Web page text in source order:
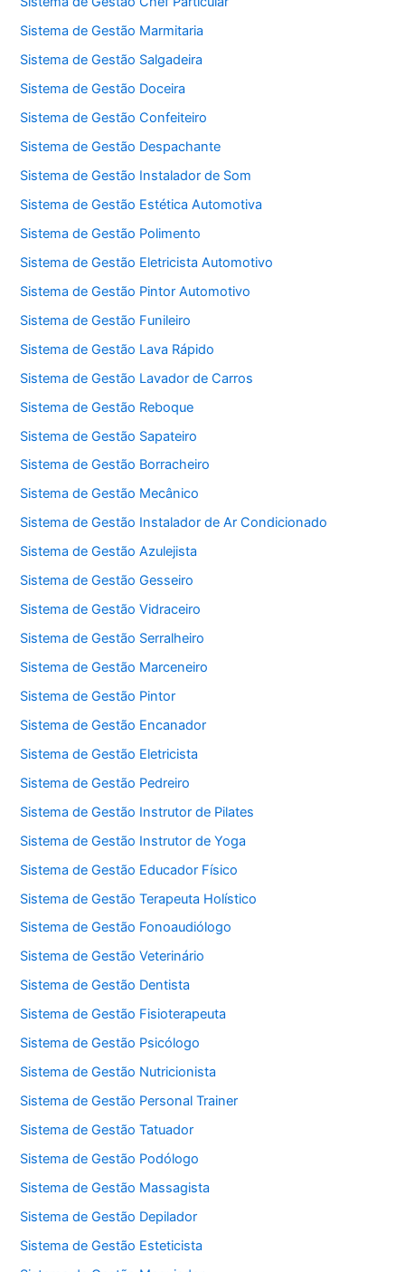
Sistema de Gestão Marmitaria
Sistema de Gestão Salgadeira
Sistema de Gestão Doceira
Sistema de Gestão Confeiteiro
Sistema de Gestão Despachante
Sistema de Gestão Instalador de Som
Sistema de Gestão Estética Automotiva
Sistema de Gestão Polimento
Sistema de Gestão Eletricista Automotivo
Sistema de Gestão Pintor Automotivo
Sistema de Gestão Funileiro
Sistema de Gestão Lava Rápido
Sistema de Gestão Lavador de Carros
Sistema de Gestão Reboque
Sistema de Gestão Sapateiro
Sistema de Gestão Borracheiro
Sistema de Gestão Mecânico
Sistema de Gestão Instalador de Ar Condicionado
Sistema de Gestão Azulejista
Sistema de Gestão Gesseiro
Sistema de Gestão Vidraceiro
Sistema de Gestão Serralheiro
Sistema de Gestão Marceneiro
Sistema de Gestão Pintor
Sistema de Gestão Encanador
Sistema de Gestão Eletricista
Sistema de Gestão Pedreiro
Sistema de Gestão Instrutor de Pilates
Sistema de Gestão Instrutor de Yoga
Sistema de Gestão Educador Físico
Sistema de Gestão Terapeuta Holístico
Sistema de Gestão Fonoaudiólogo
Sistema de Gestão Veterinário
Sistema de Gestão Dentista
Sistema de Gestão Fisioterapeuta
Sistema de Gestão Psicólogo
Sistema de Gestão Nutricionista
Sistema de Gestão Personal Trainer
Sistema de Gestão Tatuador
Sistema de Gestão Podólogo
Sistema de Gestão Massagista
Sistema de Gestão Depilador
Sistema de Gestão Esteticista